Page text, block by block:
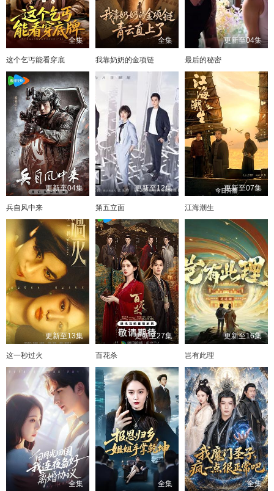
全集
这个乞丐能看穿底
全集
我靠奶奶的金项链
更新至04集
最后的秘密
更新至04集
兵自风中来
更新至12集
第五立面
更新至07集
江海潮生
更新至13集
这一秒过火
更新至27集
百花杀
更新至16集
岂有此理
全集 全集 全集